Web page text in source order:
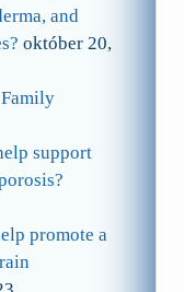
and
október 20,
support
promote a